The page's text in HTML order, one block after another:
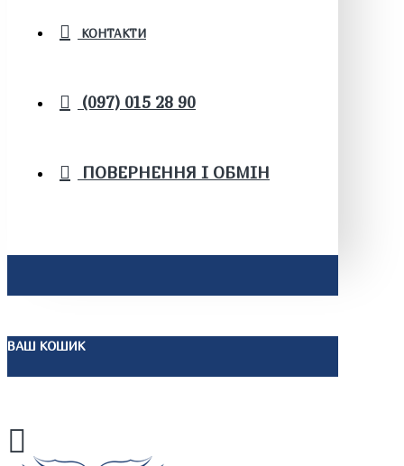
КОНТАКТИ
(097) 015 28 90
ПОВЕРНЕННЯ І ОБМІН
ВАШ КОШИК